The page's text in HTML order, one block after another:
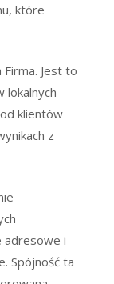
które
Jest to
lokalnych
klientów
z
adresowe i
Spójność ta